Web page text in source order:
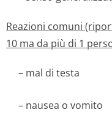
Reazioni comuni
10 ma da più di 1
– mal di testa
– nausea o vomito